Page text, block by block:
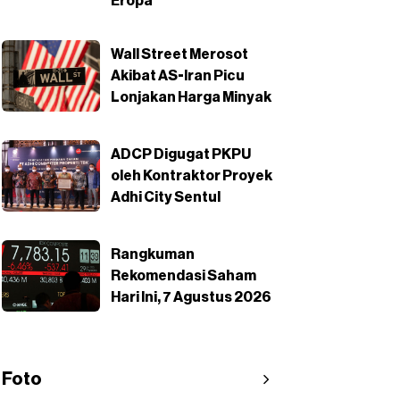
Wall Street Merosot
Akibat AS-Iran Picu
Lonjakan Harga Minyak
ADCP Digugat PKPU
oleh Kontraktor Proyek
Adhi City Sentul
Rangkuman
Rekomendasi Saham
Hari Ini, 7 Agustus 2026
Foto